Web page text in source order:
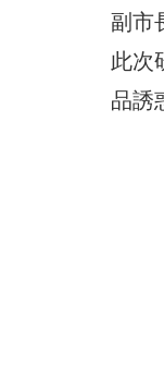
副市
此次
品誘